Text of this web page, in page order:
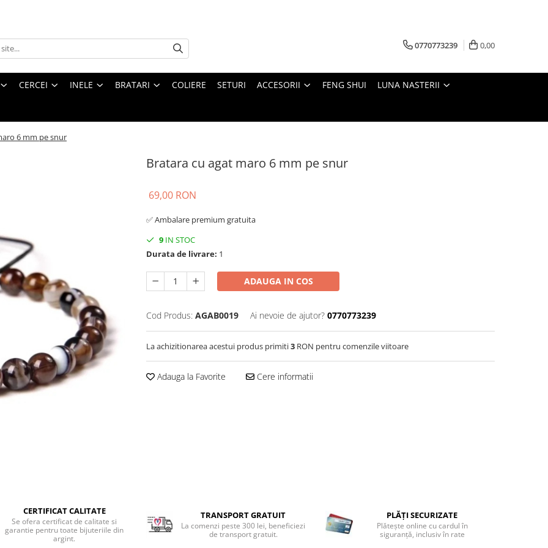
0770773239 0,00
CERCEI INELE BRATARI COLIERE SETURI ACCESORII FENG SHUI LUNA NASTERII
6 mm pe snur
Bratara cu agat maro 6 mm pe snur
69,00 RON
✅ Ambalare premium gratuita
9 IN STOC
Durata de livrare: 1
ADAUGA IN COS
Cod Produs: AGAB0019 Ai nevoie de ajutor? 0770773239
La achizitionarea acestui produs primiti3 RON pentru comenzile viitoare
Adauga la Favorite Cere informatii
CERTIFICAT CALITATE
Se ofera certificat de calitate si
garantie pentru toate bijuteriile din
argint.
TRANSPORT GRATUIT
La comenzi peste 300 lei, beneficiezi
de transport gratuit.
PLĂȚI SECURIZATE
Plătește online cu cardul în
siguranță, inclusiv în rate